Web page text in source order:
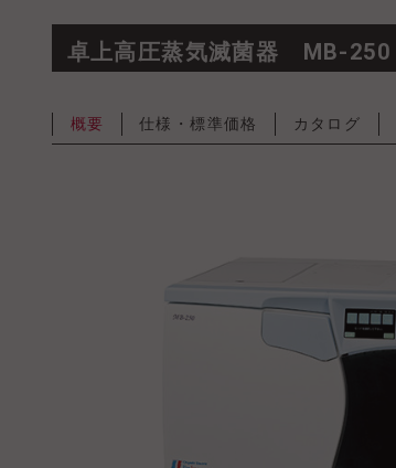
卓上高圧蒸気滅菌器 MB-250
概要 仕様・標準価格 カタログ